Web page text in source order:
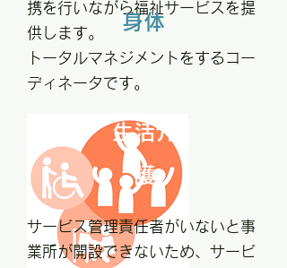
携を行いながら福祉サービスを提
供します。
トータルマネジメントをするコー
ディネータです。
身体
生活介
護
サービス管理責任者がいないと事
業所が開設できないため、サービ